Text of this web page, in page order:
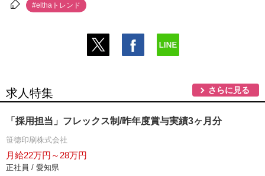
#elthaトレンド
求人特集 さらに見る
「採用担当」フレックス制/昨年度賞与実績3ヶ月分
笹徳印刷株式会社
月給22万円～28万円
正社員 / 愛知県